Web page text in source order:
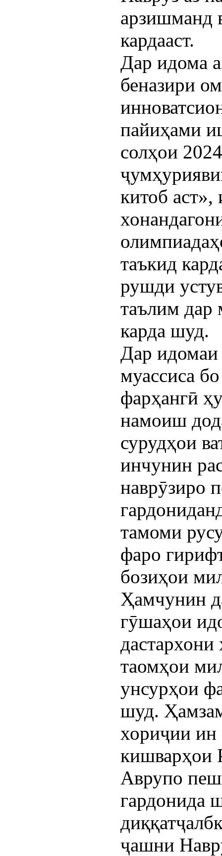
арзишманд
кардааст.
Дар идома
беназири
пайиҳами
солҳои
китоб
таъкид
рушди
таълим дар
карда шуд.
Дар идомаи
муассиса
фарҳангӣ
намоиш
сурудҳои
инчунин
наврӯзиро
тамоми
фаро
бозиҳои
Ҳамчунин
гӯшаҳои
таомҳои
унсурҳои
шуд.
хориҷии ин
кишварҳои
Аврупо
гардонида
ҷашни